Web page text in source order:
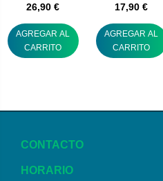
26,90 €
AGREGAR AL
CARRITO
17,90 €
AGREGAR AL
CARRITO
CONTACTO
HORARIO